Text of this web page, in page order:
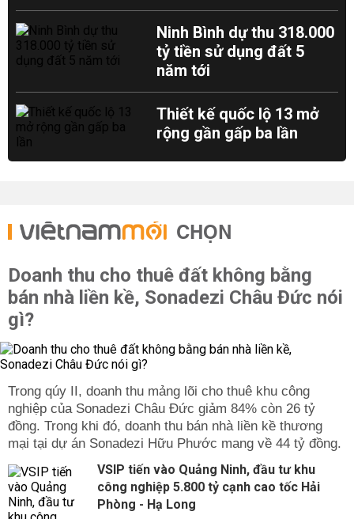
Ninh Bình dự thu 318.000
tỷ tiền sử dụng đất 5
năm tới
Thiết kế quốc lộ 13 mở
rộng gần gấp ba lần
CHỌN
Doanh thu cho thuê đất không bằng
bán nhà liền kề, Sonadezi Châu Đức nói
gì?
Trong qúy II, doanh thu mảng lõi cho thuê khu công
nghiệp của Sonadezi Châu Đức giảm 84% còn 26 tỷ
đồng. Trong khi đó, doanh thu bán nhà liền kề thương
mại tại dự án Sonadezi Hữu Phước mang về 44 tỷ đồng.
VSIP tiến vào Quảng Ninh, đầu tư khu
công nghiệp 5.800 tỷ cạnh cao tốc Hải
Phòng - Hạ Long